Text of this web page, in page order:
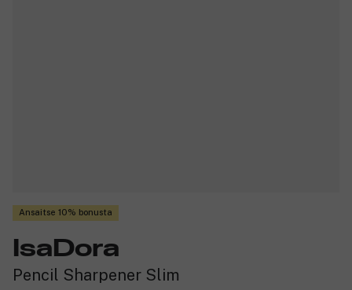
Ansaitse 10% bonusta
IsaDora
Pencil Sharpener Slim